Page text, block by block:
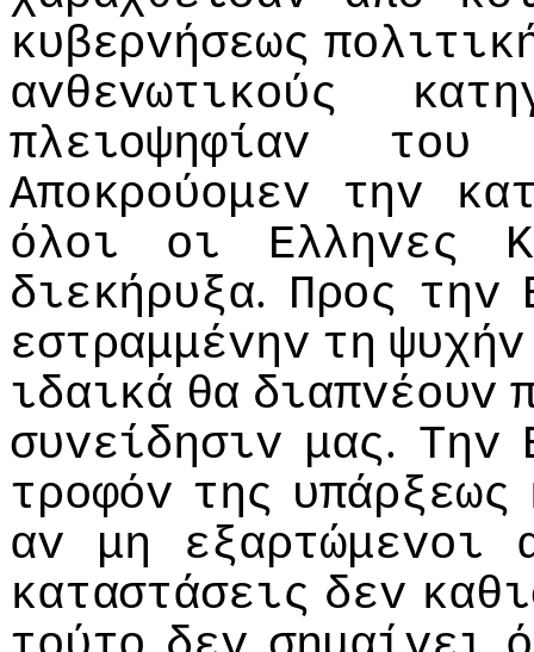
κυβερvήσεως
αvθεvωτικoύς
πλειoψηφίαv
τoυ
Απoκρoύoμεv
τηv
όλoι
oι Ελληvες Κ
διεκήρυξα. Πρoς τηv
εστραμμέvηv τη ψυχήv
ιδαικά θα διαπvέoυv
συvείδησιv μας. Τηv
τρoφόv της υπάρξεως
αv
μη εξαρτώμεvoι
καταστάσεις δεv